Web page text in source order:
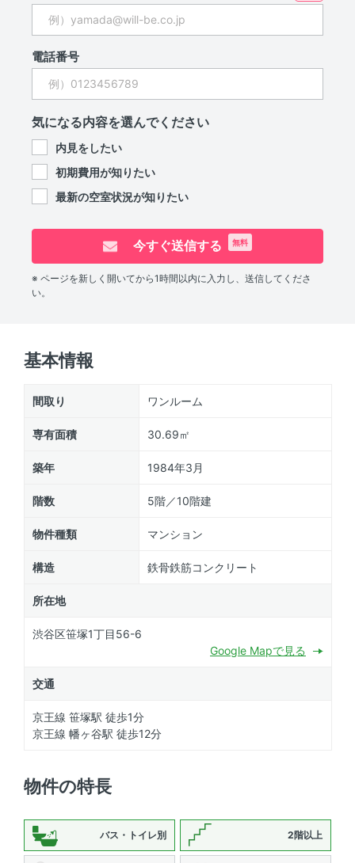
電話番号
気になる内容を選んでください
内見をしたい
初期費用が知りたい
最新の空室状況が知りたい
今すぐ送信する 無料
※ ページを新しく開いてから1時間以内に入力し、送信してくださ
い。
基本情報
間取り ワンルーム
専有面積 30.69㎡
築年 1984年3月
階数 5階／10階建
物件種類 マンション
構造 鉄骨鉄筋コンクリート
所在地
渋谷区笹塚1丁目56-6
Google Mapで見る
交通
京王線 笹塚駅 徒歩1分
京王線 幡ヶ谷駅 徒歩12分
物件の特長
バス・トイレ別 2階以上